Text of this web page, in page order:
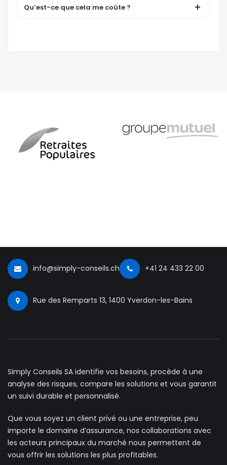
Qu’est-ce que cela me coûte ?
info@simply-conseils.ch +41 24 433 22 00
Rue des Remparts 13, 1400 Yverdon-les-Bains
Simply Conseils SA identifie vos besoins, procède à une
analyse des risques, compare les solutions et vous garantit
un suivi durable et personnalisé.
Que vous soyez un client privé ou une entreprise, peu
importe le domaine d’assurance, nos collaborations avec
les acteurs principaux du marché nous permettent de
vous offrir les solutions les plus profitables.